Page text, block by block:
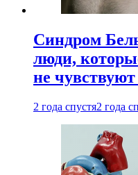
Синдром
люди,
не
2 года спустя2 года